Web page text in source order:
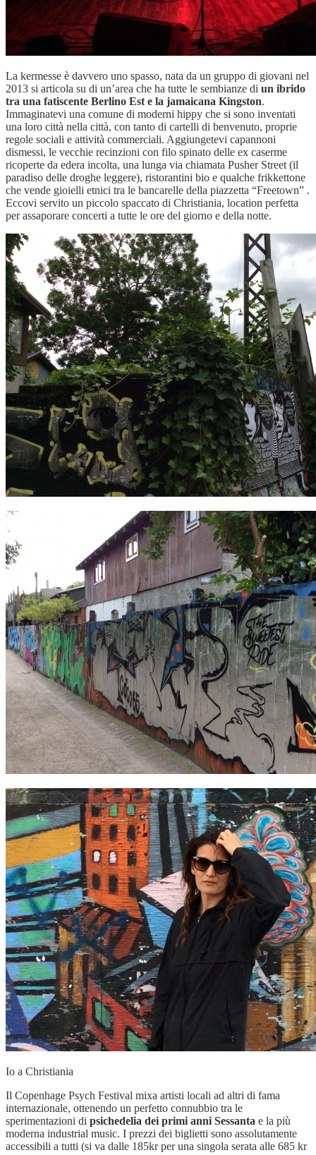
La kermesse è davvero uno spasso, nata da un gruppo di giovani nel
2013 si articola su di un’area che ha tutte le sembianze di un ibrido
tra una fatiscente Berlino Est e la jamaicana Kingston.
Immaginatevi una comune di moderni hippy che si sono inventati
una loro città nella città, con tanto di cartelli di benvenuto, proprie
regole sociali e attività commerciali. Aggiungetevi capannoni
dismessi, le vecchie recinzioni con filo spinato delle ex caserme
ricoperte da edera incolta, una lunga via chiamata Pusher Street (il
paradiso delle droghe leggere), ristorantini bio e qualche frikkettone
che vende gioielli etnici tra le bancarelle della piazzetta “Freetown” .
Eccovi servito un piccolo spaccato di Christiania, location perfetta
per assaporare concerti a tutte le ore del giorno e della notte.
Io a Christiania
Il Copenhage Psych Festival mixa artisti locali ad altri di fama
internazionale, ottenendo un perfetto connubbio tra le
sperimentazioni di psichedelia dei primi anni Sessanta e la più
moderna industrial music. I prezzi dei biglietti sono assolutamente
accessibili a tutti (si va dalle 185kr per una singola serata alle 685 kr